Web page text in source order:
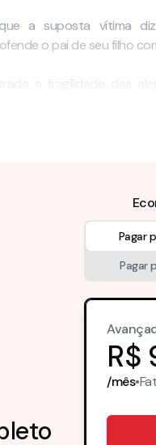
a suposta vítima
o pai de seu filho
a fragilidade das
Pagar
Pagar
R$
/mês•